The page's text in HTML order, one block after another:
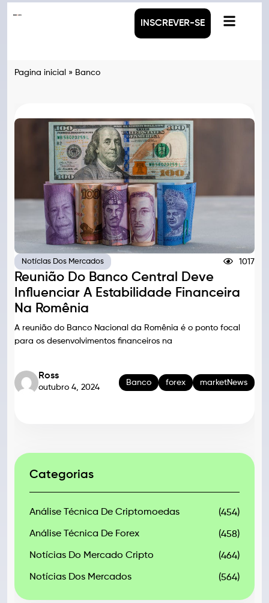
INSCREVER-SE
Pagina inicial » Banco
Notícias Dos Mercados 1017
Reunião Do Banco Central Deve
Influenciar A Estabilidade Financeira
Na Romênia
A reunião do Banco Nacional da Romênia é o ponto focal
para os desenvolvimentos financeiros na
Ross
outubro 4, 2024
Banco forex marketNews
Categorias
Análise Técnica De Criptomoedas (454)
Análise Técnica De Forex (458)
Notícias Do Mercado Cripto (464)
Notícias Dos Mercados (564)